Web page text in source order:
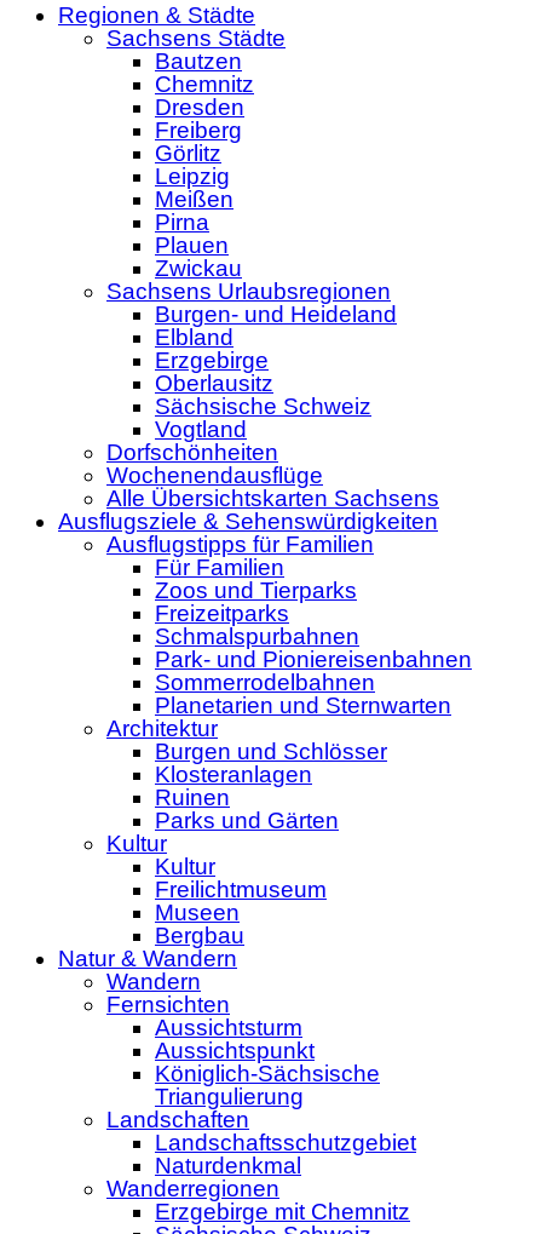
Regionen & Städte
Sachsens Städte
Bautzen
Chemnitz
Dresden
Freiberg
Görlitz
Leipzig
Meißen
Pirna
Plauen
Zwickau
Sachsens Urlaubsregionen
Burgen- und Heideland
Elbland
Erzgebirge
Oberlausitz
Sächsische Schweiz
Vogtland
Dorfschönheiten
Wochenendausflüge
Alle Übersichtskarten Sachsens
Ausflugsziele & Sehenswürdigkeiten
Ausflugstipps für Familien
Für Familien
Zoos und Tierparks
Freizeitparks
Schmalspurbahnen
Park- und Pioniereisenbahnen
Sommerrodelbahnen
Planetarien und Sternwarten
Architektur
Burgen und Schlösser
Klosteranlagen
Ruinen
Parks und Gärten
Kultur
Kultur
Freilichtmuseum
Museen
Bergbau
Natur & Wandern
Wandern
Fernsichten
Aussichtsturm
Aussichtspunkt
Königlich-Sächsische
Triangulierung
Landschaften
Landschaftsschutzgebiet
Naturdenkmal
Wanderregionen
Erzgebirge mit Chemnitz